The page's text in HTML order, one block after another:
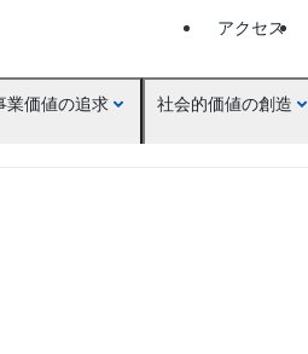
業価値の追求 社会的価値の創造
アクセス